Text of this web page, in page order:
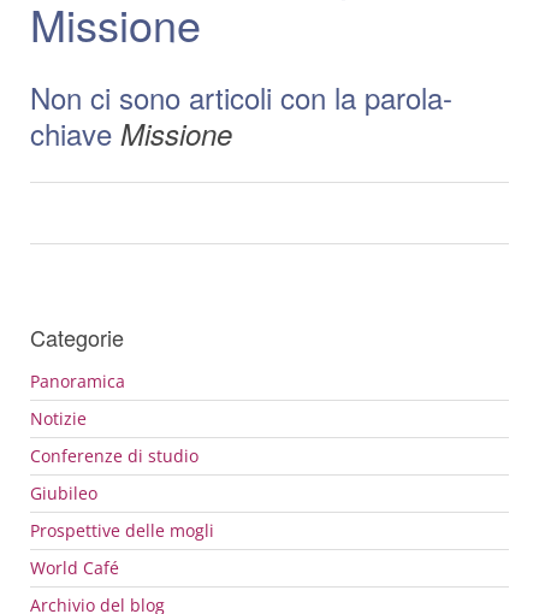
Missione
Non ci sono articoli con la parola-
chiave Missione
Categorie
Panoramica
Notizie
Conferenze di studio
Giubileo
Prospettive delle mogli
World Café
Archivio del blog